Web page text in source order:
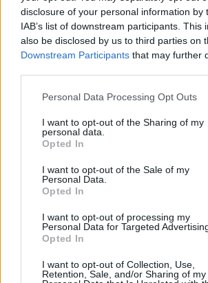
disclosure of your personal information by
IAB’s list of downstream participants. This
also be disclosed by us to third parties on
Downstream Participants that may further
Personal Data Processing Opt Outs
I want to opt-out of the Sharing of my
personal data.
Opted In
I want to opt-out of the Sale of my
Personal Data.
Opted In
I want to opt-out of processing my
Personal Data for Targeted
Opted In
I want to opt-out of Collection, Use,
Retention, Sale, and/or Sharing of my